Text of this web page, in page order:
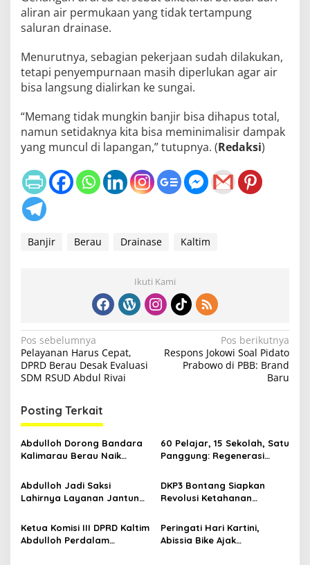
aliran air permukaan yang tidak tertampung
saluran drainase.
Menurutnya, sebagian pekerjaan sudah dilakukan,
tetapi penyempurnaan masih diperlukan agar air
bisa langsung dialirkan ke sungai.
“Memang tidak mungkin banjir bisa dihapus total,
namun setidaknya kita bisa meminimalisir dampak
yang muncul di lapangan,” tutupnya. (Redaksi)
Banjir Berau Drainase Kaltim
Ikuti Kami
N
a
v
i
g
a
s
i
p
s
Pos sebelumnya
Pelayanan Harus Cepat,
DPRD Berau Desak Evaluasi
SDM RSUD Abdul Rivai
Pos berikutnya
Respons Jokowi Soal Pidato
Prabowo di PBB: Brand
Baru
Posting Terkait
Abdulloh Dorong Bandara
Kalimarau Berau Naik
Internasional Kaltim
60 Pelajar, 15 Sekolah, Satu
Panggung: Regenerasi
Jalannya
Abdulloh Jadi Saksi
Lahirnya Layanan Jantung
Jawaban Kebutuhan
Rakyat
DKP3 Bontang Siapkan
Revolusi Ketahanan
Smartani Jadi Senjata
Ketua Komisi III DPRD Kaltim
Abdulloh Perdalam
Peringati Hari Kartini,
Abissia Bike Ajak